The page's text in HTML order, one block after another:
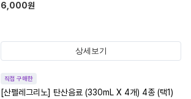
6,000원
상세보기
직접 구매한
[산펠레그리노] 탄산음료 (330mL X 4개) 4종 (택1)